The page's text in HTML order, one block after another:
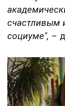
счастливым
социуме", –